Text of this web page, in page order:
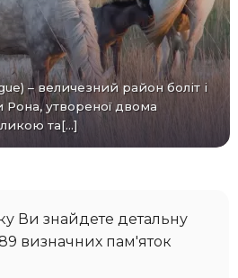
Рона, утвореної двома
та[...]
визначних пам'яток